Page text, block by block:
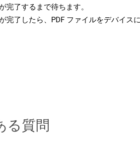
完了するまで待ちます。
完了したら、PDF ファイルをデバイス
る質問